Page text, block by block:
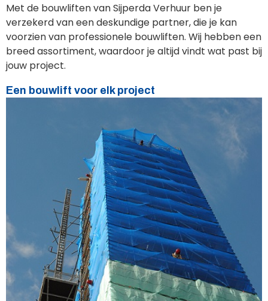
Met de bouwliften van Sijperda Verhuur ben je
verzekerd van een deskundige partner, die je kan
voorzien van professionele bouwliften. Wij hebben een
breed assortiment, waardoor je altijd vindt wat past bij
jouw project.
Een bouwlift voor elk project